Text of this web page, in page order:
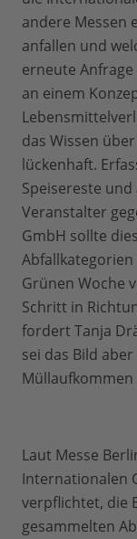
andere Messen
anfallen und
erneute Anfrage
an einem
das Wissen
lückenhaft.
Speisereste
Veranstalter
GmbH sollte
Grünen Woche
Schritt in
fordert Tanja
sei das Bild
Laut Messe
Internationalen
verpflichtet, die
gesammelten